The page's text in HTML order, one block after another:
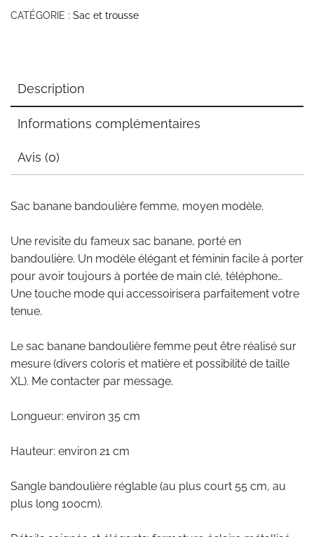
CATÉGORIE : Sac et trousse
Description
Informations complémentaires
Avis (0)
Sac banane bandoulière femme, moyen modèle.
Une revisite du fameux sac banane, porté en
bandoulière. Un modèle élégant et féminin facile à porter
pour avoir toujours à portée de main clé, téléphone…
Une touche mode qui accessoirisera parfaitement votre
tenue.
Le sac banane bandoulière femme peut être réalisé sur
mesure (divers coloris et matière et possibilité de taille
XL). Me contacter par message.
Longueur: environ 35 cm
Hauteur: environ 21 cm
Sangle bandoulière réglable (au plus court 55 cm, au
plus long 100cm).